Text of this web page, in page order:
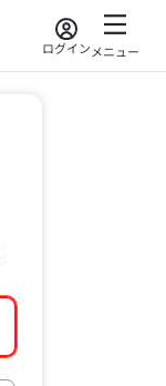
ログインメニュー